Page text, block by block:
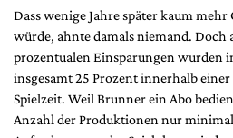
Dass wenige Jahre später kaum mehr
würde, ahnte damals niemand. Doch
prozentualen Einsparungen wurden
insgesamt 25 Prozent innerhalb
Spielzeit. Weil Brunner ein Abo
Anzahl der Produktionen nur